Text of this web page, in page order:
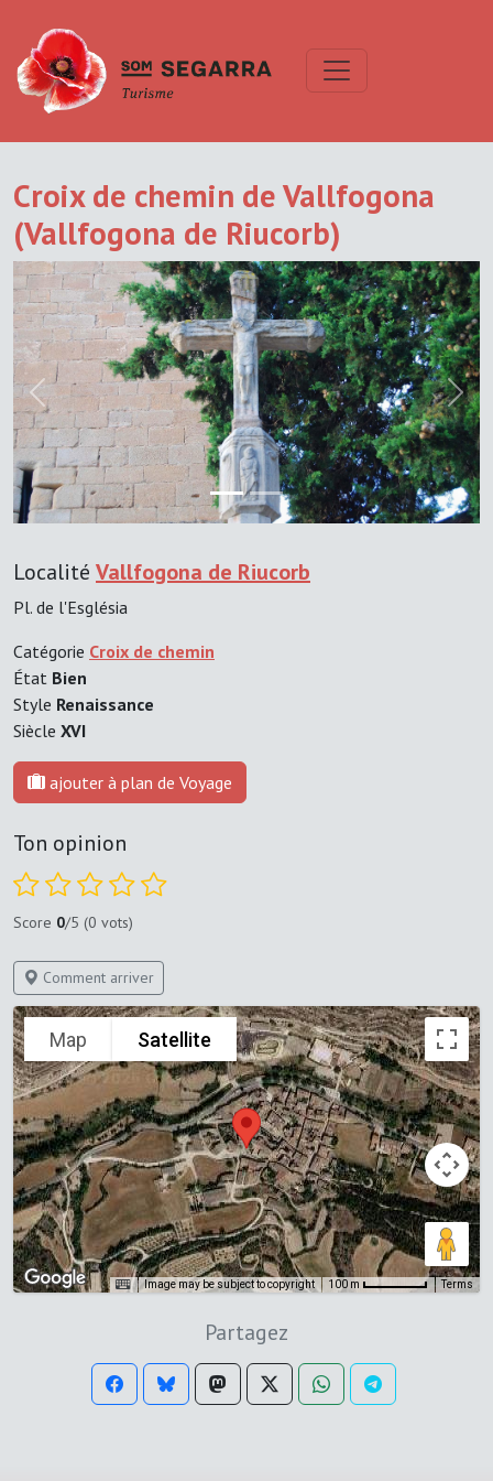
Croix de chemin de Vallfogona
(Vallfogona de Riucorb)
Previous Next
Localité Vallfogona de Riucorb
Pl. de l'Església
Catégorie Croix de chemin
État Bien
Style Renaissance
Siècle XVI
ajouter à plan de Voyage
Ton opinion
Score 0/5 (0 vots)
Comment arriver
Map Satellite
Image may be subject to copyright 100 m Terms
Partagez